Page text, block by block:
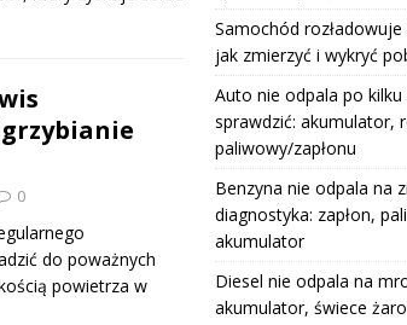
0
do poważnych
powietrza w
Samochód
jak zmierzyć i wykryć
Auto nie odpala po
sprawdzić: akumulator,
paliwowy/zapłonu
Benzyna nie odpala na
diagnostyka: zapłon,
akumulator
Diesel nie odpala na
akumulator, świece